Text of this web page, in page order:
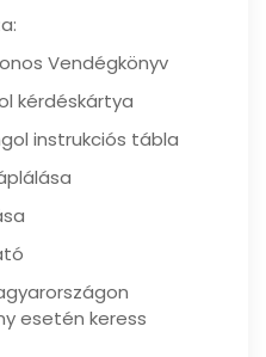
Vendégkönyv
kérdéskártya
instrukciós tábla
esetén keress